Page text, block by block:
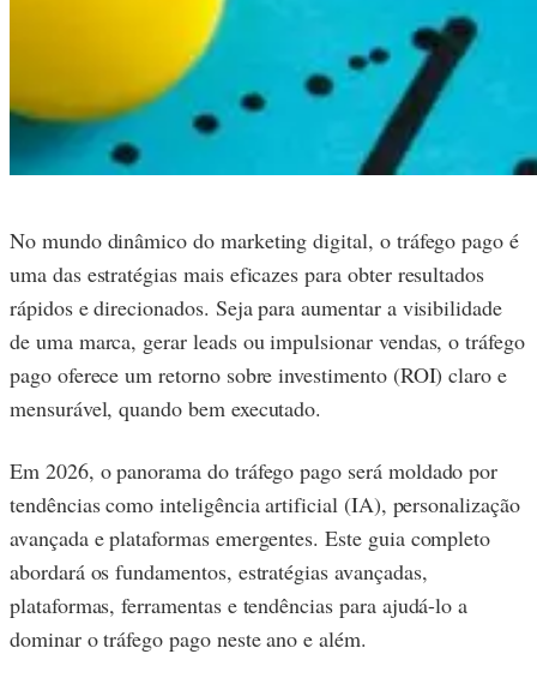
No mundo dinâmico do marketing digital, o tráfego pago é
uma das estratégias mais eficazes para obter resultados
rápidos e direcionados. Seja para aumentar a visibilidade
de uma marca, gerar leads ou impulsionar vendas, o tráfego
pago oferece um retorno sobre investimento (ROI) claro e
mensurável, quando bem executado.
Em 2026, o panorama do tráfego pago será moldado por
tendências como inteligência artificial (IA), personalização
avançada e plataformas emergentes. Este guia completo
abordará os fundamentos, estratégias avançadas,
plataformas, ferramentas e tendências para ajudá-lo a
dominar o tráfego pago neste ano e além.